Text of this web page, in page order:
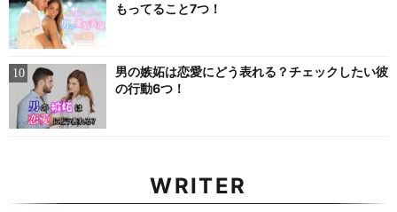
もってること7つ！
男の嫉妬は恋愛にどう表れる？チェックしたい彼
の行動6つ！
WRITER